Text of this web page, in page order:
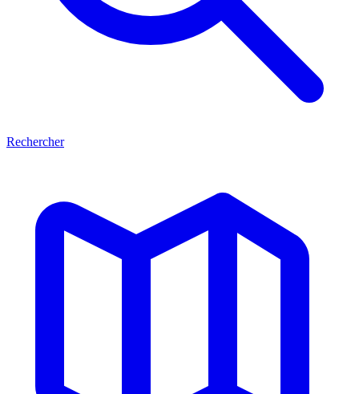
Rechercher